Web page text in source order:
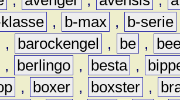
, b-max , b-serie
, barockengel , be ,
, berlingo , besta ,
, boxer , boxster ,